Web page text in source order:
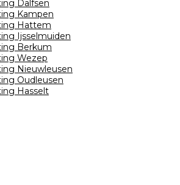
Dalfsen
Kampen
Hattem
Ijsselmuiden
Berkum
Wezep
Nieuwleusen
Oudleusen
Hasselt